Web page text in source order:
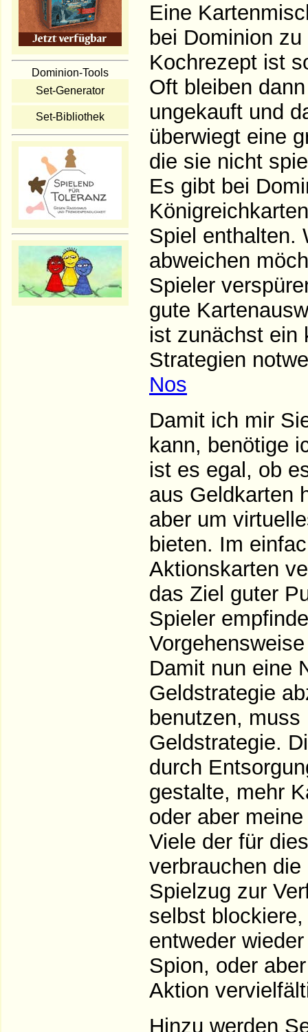
Dominion-Tools
Set-Generator
Set-Bibliothek
Eine
bei Dominion
Kochrezept ist
Oft bleiben
ungekauft und
überwiegt eine
die sie nicht
Es gibt bei
Spiel enthalten.
abweichen
Spieler
gute
ist zunächst ein
Strategien
Nos
Damit ich mir
kann, benötige
ist es egal, ob
aus Geldkarten
aber um
bieten. Im
Aktionskarten
das Ziel guter
Spieler
Damit nun eine
Geldstrategie
benutzen,
Geldstrategie.
durch
gestalte, mehr
oder aber
Viele der für
verbrauchen
Spielzug zur
selbst
entweder
Spion, oder
Aktion
Hinzu werden